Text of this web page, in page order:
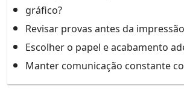
gráfico?
Revisar provas antes da impressão
Escolher o papel e acabamento
Manter comunicação constante